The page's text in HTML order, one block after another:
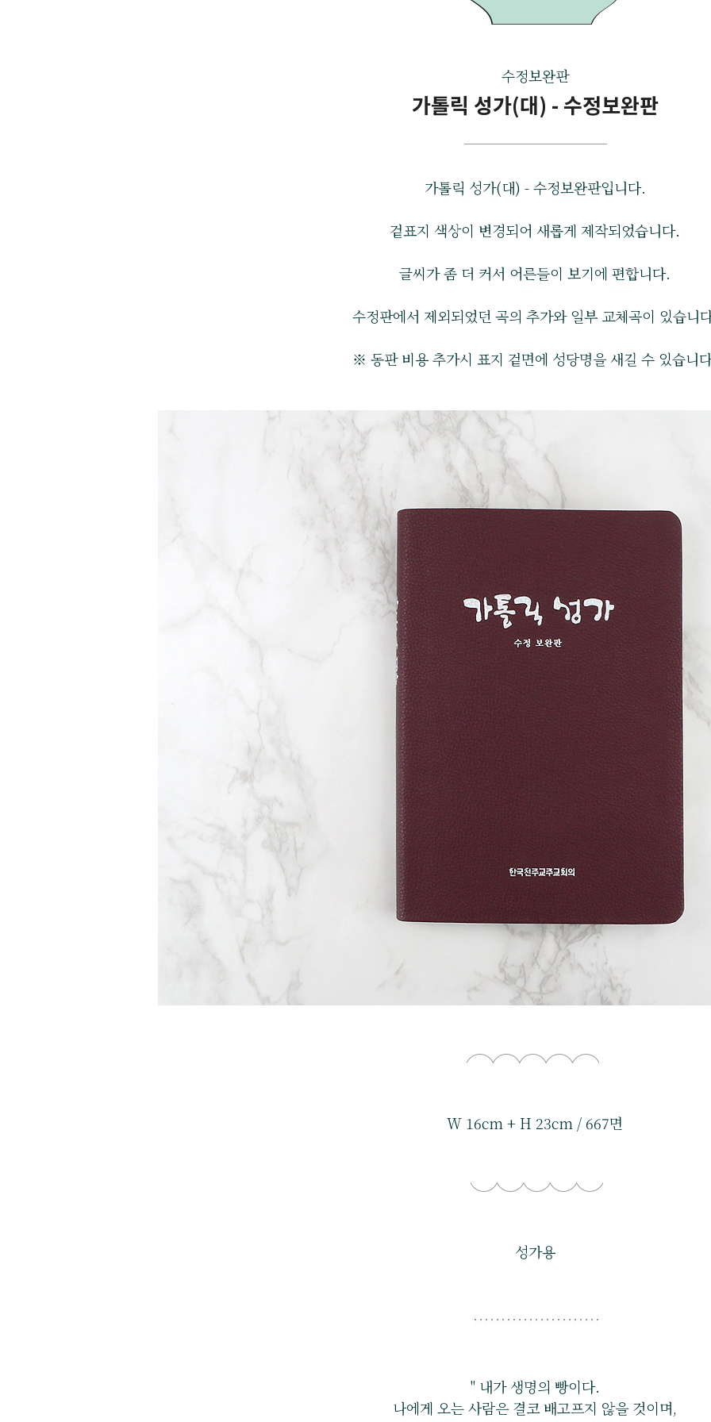
수정보완판
가톨릭 성가(대) - 수정보완판
가톨릭 성가(대) - 수정보완판입니다.
겉표지 색상이 변경되어 새롭게 제작되었습니다.
글씨가 좀 더 커서 어른들이 보기에 편합니다.
수정판에서 제외되었던 곡의 추가와 일부 교체곡이 있습니
※ 동판 비용 추가시 표지 겉면에 성당명을 새길 수 있습니
W 16cm + H 23cm / 667면
성가용
" 내가 생명의 빵이다.
나에게 오는 사람은 결코 배고프지 않을 것이며,